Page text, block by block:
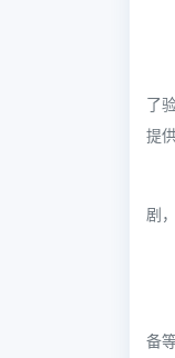
了
提
剧
备